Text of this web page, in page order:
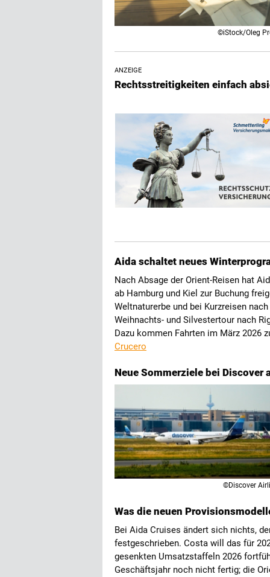
©iStock/Oleg
ANZEIGE
Rechtsstreitigkeiten einfach
Aida schaltet neues
Nach Absage der Orient-Reisen hat
ab Hamburg und Kiel zur Buchung
Weltnaturerbe und bei Kurzreisen
Weihnachts- und Silvestertour nach
Dazu kommen Fahrten im März 2026
Crucero
Neue Sommerziele bei Discover
©Discover
Was die neuen
Bei Aida Cruises ändert sich nichts,
festgeschrieben. Costa will das für
gesenkten Umsatzstaffeln 2026
Geschäftsjahr noch nicht fertig; die